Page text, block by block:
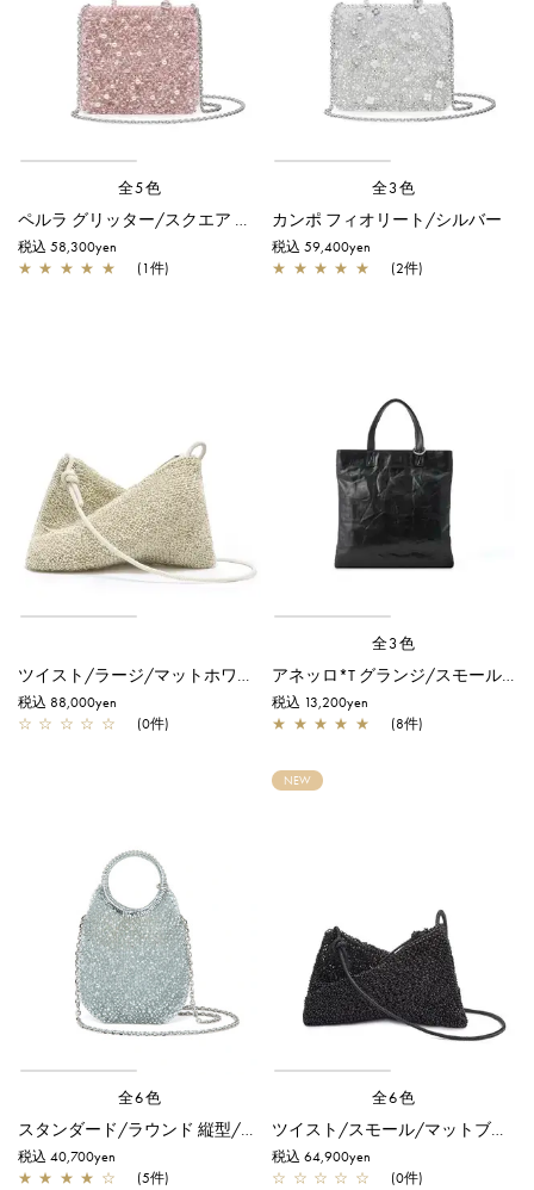
全5色
ペルラ グリッター/スクエア スモール/フラミンゴシルバー
税込 58,300yen
★ ★ ★ ★ ★ (1件)
全3色
カンポ フィオリート/シルバー
税込 59,400yen
★ ★ ★ ★ ★ (2件)
ツイスト/ラージ/マットホワイト
税込 88,000yen
☆ ☆ ☆ ☆ ☆ (0件)
全3色
アネッロ*T グランジ/スモール/ブラック
税込 13,200yen
★ ★ ★ ★ ★ (8件)
全6色
スタンダード/ラウンド 縦型/スモール/シルバー
税込 40,700yen
★ ★ ★ ★ ☆ (5件)
NEW
全6色
ツイスト/スモール/マットブラック
税込 64,900yen
☆ ☆ ☆ ☆ ☆ (0件)